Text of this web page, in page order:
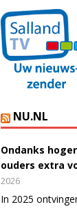
NU.NL
Ondanks
ouders extra
2026
In 2025